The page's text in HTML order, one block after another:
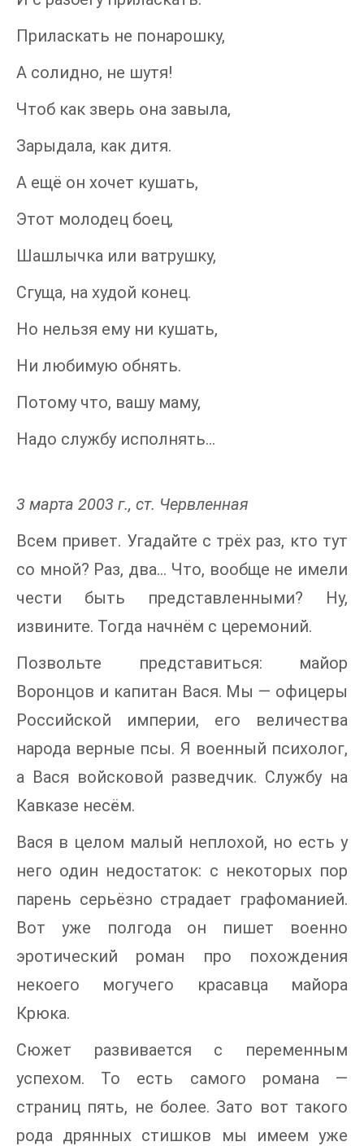
Приласкать не понарошку,
А солидно, не шутя!
Чтоб как зверь она завыла,
Зарыдала, как дитя.
А ещё он хочет кушать,
Этот молодец боец,
Шашлычка или ватрушку,
Сгуща, на худой конец.
Но нельзя ему ни кушать,
Ни любимую обнять.
Потому что, вашу маму,
Надо службу исполнять...
3 марта 2003 г., ст. Червленная
Всем привет. Угадайте с трёх раз, кто тут
со мной? Раз, два... Что, вообще не имели
чести быть представленными? Ну,
извините. Тогда начнём с церемоний.
Позвольте представиться: майор
Воронцов и капитан Вася. Мы — офицеры
Российской империи, его величества
народа верные псы. Я военный психолог,
а Вася войсковой разведчик. Службу на
Кавказе несём.
Вася в целом малый неплохой, но есть у
него один недостаток: с некоторых пор
парень серьёзно страдает графоманией.
Вот уже полгода он пишет военно
эротический роман про похождения
некоего могучего красавца майора
Крюка.
Сюжет развивается с переменным
успехом. То есть самого романа —
страниц пять, не более. Зато вот такого
рода дрянных стишков мы имеем уже